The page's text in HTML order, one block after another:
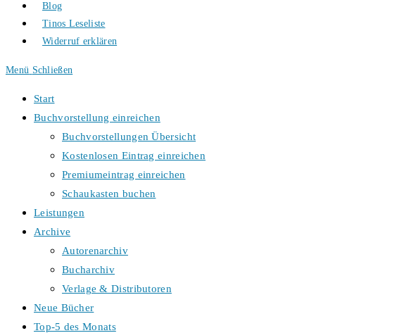
Blog
Tinos Leseliste
Widerruf erklären
Menü Schließen
Start
Buchvorstellung einreichen
Buchvorstellungen Übersicht
Kostenlosen Eintrag einreichen
Premiumeintrag einreichen
Schaukasten buchen
Leistungen
Archive
Autorenarchiv
Bucharchiv
Verlage & Distributoren
Neue Bücher
Top-5 des Monats